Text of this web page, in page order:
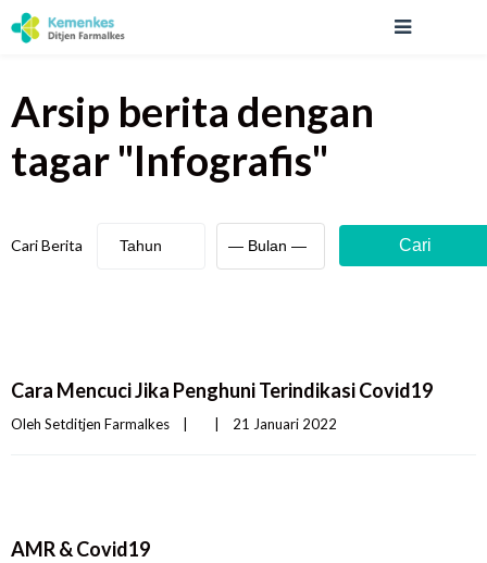
Arsip berita dengan
tagar "Infografis"
Cari Berita Cari
Cara Mencuci Jika Penghuni Terindikasi Covid19
Oleh Setditjen Farmalkes 21 Januari 2022
AMR & Covid19